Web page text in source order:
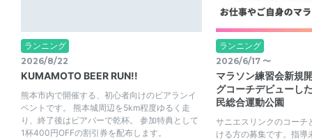
ランニング
2026/8/22
KUMAMOTO BEER RUN!!
熊本市内で開催する、初心者向けのビアランイ
ベントです。 熊本城周辺を5km程度ゆるく走
り、終了後はビアバーで乾杯。 参加特典として
1杯400円OFFの割引券を配布します。
ランニング
2026/6/17 〜
マラソン練習会新規
グコーチデビューし
民総合運動公園
サニエスリンクのコーチ
ける方の募集です。指導